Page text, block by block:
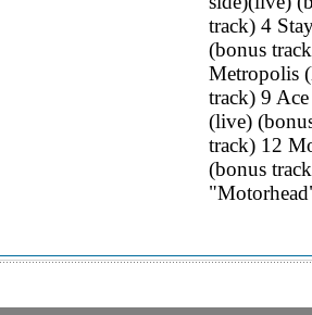
track) 4
(bonus
Metropolis
track) 9
(live)
track) 12
(bonus